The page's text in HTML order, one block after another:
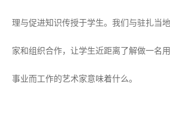
理与促进知识传授于学生。我们与驻扎当
家和组织合作，让学生近距离了解做一名
事业而工作的艺术家意味着什么。